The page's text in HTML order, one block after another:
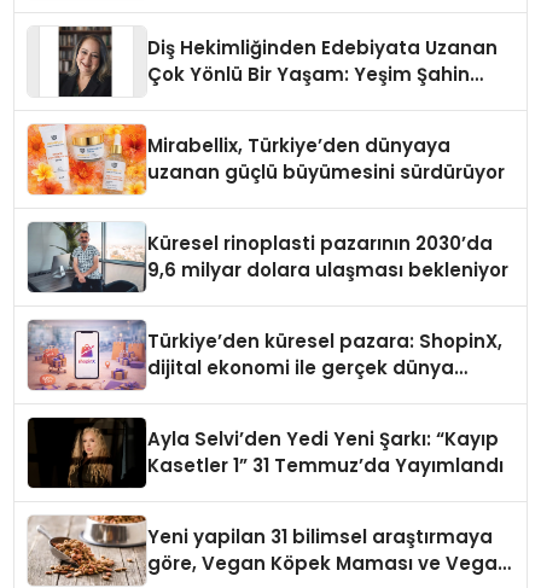
Diş Hekimliğinden Edebiyata Uzanan
Çok Yönlü Bir Yaşam: Yeşim Şahin
Mirabellix, Türkiye’den dünyaya
uzanan güçlü büyümesini sürdürüyor
Küresel rinoplasti pazarının 2030’da
9,6 milyar dolara ulaşması bekleniyor
Türkiye’den küresel pazara: ShopinX,
dijital ekonomi ile gerçek dünya
Ayla Selvi’den Yedi Yeni Şarkı: “Kayıp
Kasetler 1” 31 Temmuz’da Yayımlandı
Yeni yapilan 31 bilimsel araştırmaya
göre, Vegan Köpek Maması ve Vegan